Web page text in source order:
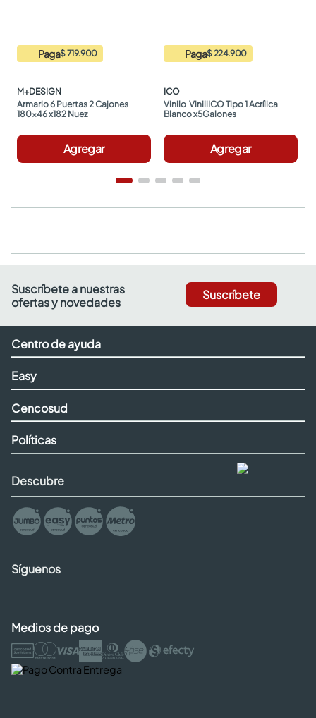
Paga$ 719.900
M+DESIGN
Armario 6 Puertas 2 Cajones
180x46 x182 Nuez
Agregar
Paga$ 224.900
ICO
Vinilo  ViniliICO Tipo 1 Acrílica
Blanco x5Galones
Agregar
Suscríbete a nuestras
ofertas y novedades
Suscríbete
Centro de ayuda
Easy
Cencosud
Políticas
Descubre
Síguenos
Medios de pago